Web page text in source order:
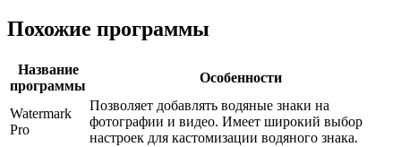
Похожие программы
Название
программы
Особенности
Watermark
Pro
Позволяет добавлять водяные знаки на
фотографии и видео. Имеет широкий выбор
настроек для кастомизации водяного знака.